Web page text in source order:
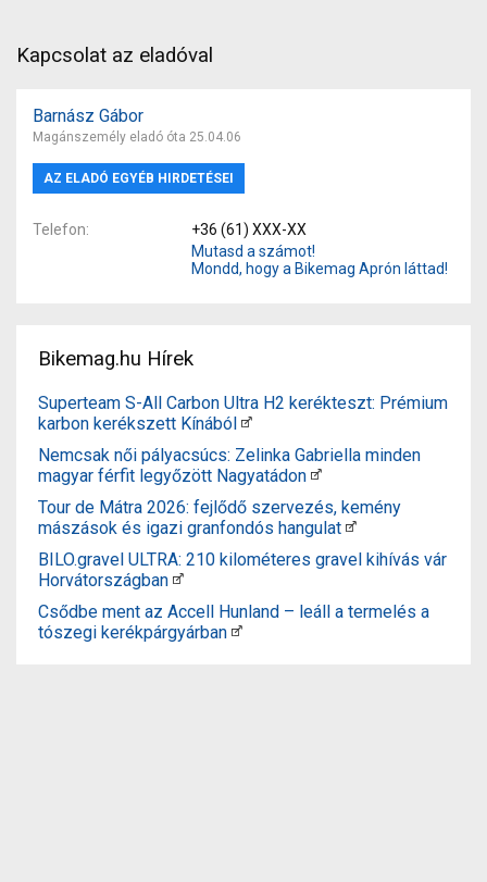
Kapcsolat az eladóval
Barnász Gábor
Magánszemély eladó óta 25.04.06
AZ ELADÓ EGYÉB HIRDETÉSEI
Telefon
+36 (61) XXX-XX
Mutasd a számot!
Mondd, hogy a Bikemag Aprón láttad!
Bikemag.hu Hírek
Superteam S-All Carbon Ultra H2 kerékteszt: Prémium
karbon kerékszett Kínából
Nemcsak női pályacsúcs: Zelinka Gabriella minden
magyar férfit legyőzött Nagyatádon
Tour de Mátra 2026: fejlődő szervezés, kemény
mászások és igazi granfondós hangulat
BILO.gravel ULTRA: 210 kilométeres gravel kihívás vár
Horvátországban
Csődbe ment az Accell Hunland – leáll a termelés a
tószegi kerékpárgyárban